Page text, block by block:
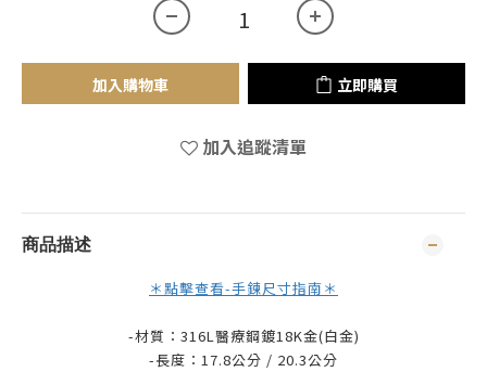
加入購物車 立即購買
加入追蹤清單
商品描述
＊點擊查看-手鍊尺寸指南＊
-材質：316L醫療鋼鍍18K金(白金)
-長度：17.8公分 / 20.3公分